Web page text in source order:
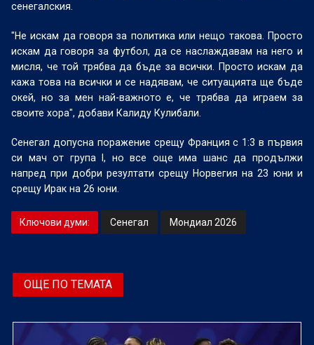
сенегалския.
"Не искам да говоря за политика или нещо такова. Просто
искам да говоря за футбол, да се наслаждавам на него и
мисля, че той трябва да бъде за всички. Просто искам да
кажа това на всички и се надявам, че ситуацията ще бъде
окей, но за мен най-важното е, че трябва да играем за
своите хора", добави Калиду Кулибали.
Сенегал допусна поражение срещу Франция с 1:3 в първия
си мач от група I, но все още има шанс да продължи
напред при добри резултати срещу Норвегия на 23 юни и
срещу Ирак на 26 юни.
Ключови думи: Сенегал Мондиал 2026
ОЩЕ ПО ТЕМАТА